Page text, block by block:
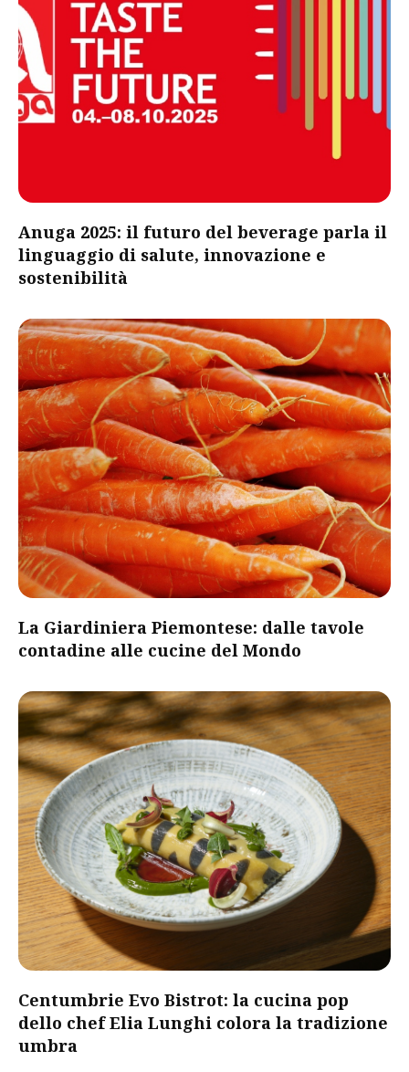
Anuga 2025: il futuro del beverage parla il
linguaggio di salute, innovazione e
sostenibilità
​La Giardiniera Piemontese: dalle tavole
contadine alle cucine del Mondo​
Centumbrie Evo Bistrot: la cucina pop
dello chef Elia Lunghi colora la tradizione
umbra